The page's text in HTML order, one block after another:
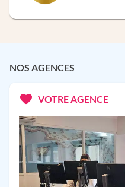
NOS AGENCES
VOTRE AGENCE